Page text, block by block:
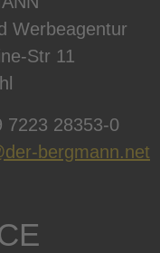
Werbeagentur
Str 11
7223 28353-0
bergmann.net